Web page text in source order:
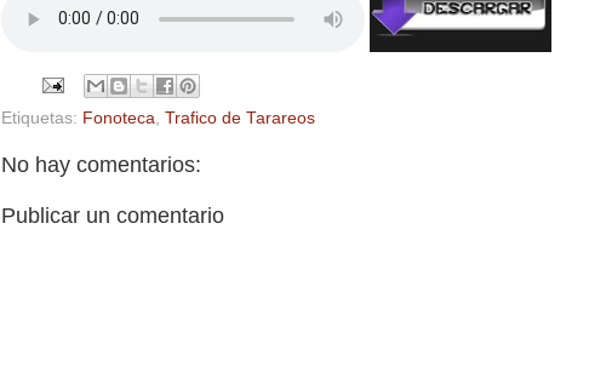
Etiquetas: Fonoteca, Trafico de Tarareos
No hay comentarios:
Publicar un comentario